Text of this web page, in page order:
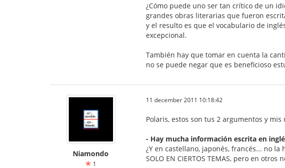
¿Cómo puede uno ser tan crítico de un
grandes obras literarias que fueron
y el resulto es que el vocabulario de
excepcional.
También hay que tomar en cuenta la
no se puede negar que es beneficioso
Niamondo
1
11 december 2011 10:18:42
Polaris, estos son tus 2 argumentos y mis
- Hay mucha información escrita en
¿Y en castellano, japonés, francés... no
SOLO EN CIERTOS TEMAS, pero en